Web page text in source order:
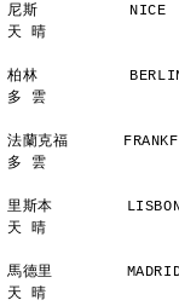
尼斯
天 晴
柏林
多 雲
法蘭克福
多 雲
里斯本
天 晴
馬德里
天 晴